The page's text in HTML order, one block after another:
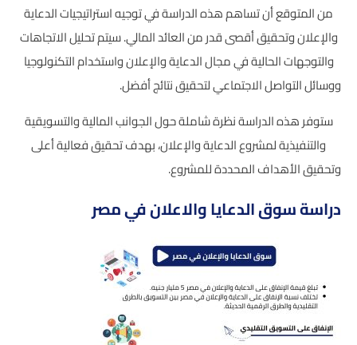
من المتوقع أن تساهم هذه الدراسة في توجيه استراتيجيات الدعاية
والإعلان وتحقيق أقصى قدر من العائد المالي. سيتم تحليل الاتجاهات
والتوجهات الحالية في مجال الدعاية والإعلان واستخدام التكنولوجيا
ووسائل التواصل الاجتماعي لتحقيق نتائج أفضل.
ستوفر هذه الدراسة نظرة شاملة حول الجوانب المالية والتسويقية
والتنفيذية لمشروع الدعاية والإعلان، بهدف تحقيق فعالية أعلى
وتحقيق الأهداف المحددة للمشروع.
دراسة سوق الدعايا والاعلان في مصر